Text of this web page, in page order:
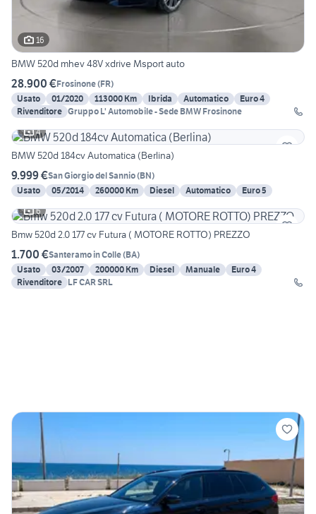
16
BMW 520d mhev 48V xdrive Msport auto
28.900 €Frosinone(FR)
Usato
01/2020 113000 Km Ibrida Automatico
Euro 4
Rivenditore Gruppo L' Automobile - Sede BMW Frosinone
4
BMW 520d 184cv Automatica (Berlina)
9.999 €San Giorgio del Sannio(BN)
Usato
05/2014 260000 Km Diesel Automatico
Euro 5
6
Bmw 520d 2.0 177 cv Futura ( MOTORE ROTTO) PREZZO
1.700 €Santeramo in Colle(BA)
Usato
03/2007 200000 Km Diesel Manuale
Euro 4
Rivenditore LF CAR SRL